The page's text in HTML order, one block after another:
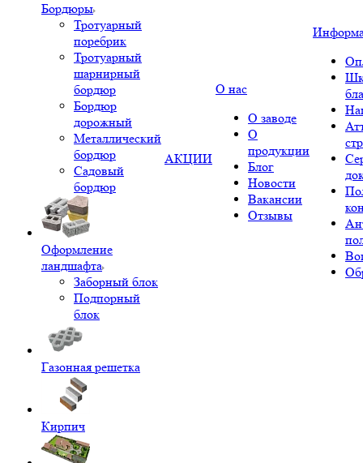
Бордюры
Тротуарный
поребрик
Тротуарный
шарнирный
бордюр
Бордюр
дорожный
Металлический
бордюр
Садовый
бордюр
Оформление
ландшафта
Заборный блок
Подпорный
блок
Газонная решетка
Кирпич
АКЦИИ
О нас
О заводе
О
продукции
Блог
Новости
Вакансии
Отзывы